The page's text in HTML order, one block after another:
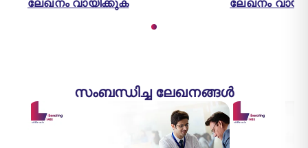
ലേഖനം വായിക്കുക
ലേഖനം
സംബന്ധിച്ച ലേഖനങ്ങൾ